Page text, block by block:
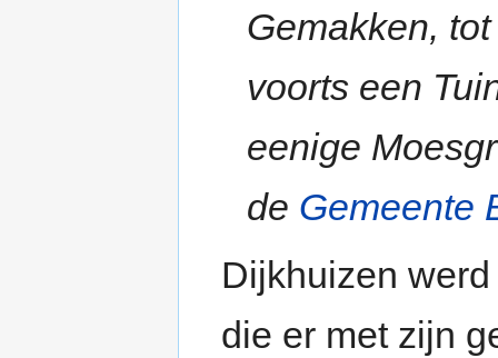
Gemakken,
voorts een
eenige
de Gemeente
Dijkhuizen
die er met zijn